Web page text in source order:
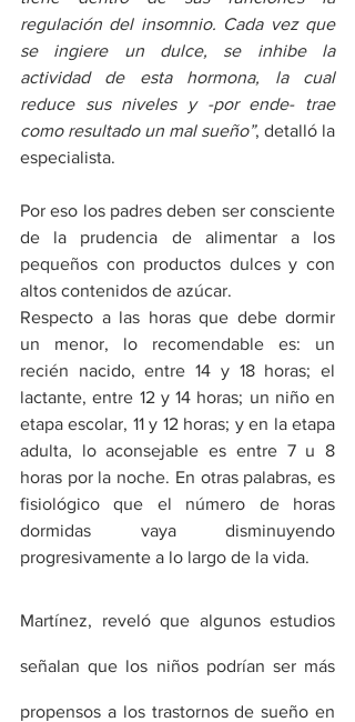
regulación del insomnio. Cada vez que
se ingiere un dulce, se inhibe la
actividad de esta hormona, la cual
reduce sus niveles y -por ende- trae
como resultado un mal sueño”, detalló la
especialista.
Por eso los padres deben ser consciente
de la prudencia de alimentar a los
pequeños con productos dulces y con
altos contenidos de azúcar.
Respecto a las horas que debe dormir
un menor, lo recomendable es: un
recién nacido, entre 14 y 18 horas; el
lactante, entre 12 y 14 horas; un niño en
etapa escolar, 11 y 12 horas; y en la etapa
adulta, lo aconsejable es entre 7 u 8
horas por la noche. En otras palabras, es
fisiológico que el número de horas
dormidas vaya disminuyendo
progresivamente a lo largo de la vida.
Martínez, reveló que algunos estudios
señalan que los niños podrían ser más
propensos a los trastornos de sueño en